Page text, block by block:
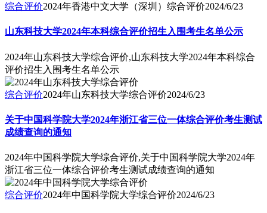
综合评价2024年香港中文大学（深圳）综合评价2024/6/23
山东科技大学2024年本科综合评价招生入围考生名单公示
2024年山东科技大学综合评价,山东科技大学2024年本科综合
评价招生入围考生名单公示
综合评价2024年山东科技大学综合评价2024/6/23
关于中国科学院大学2024年浙江省三位一体综合评价考生测试
成绩查询的通知
2024年中国科学院大学综合评价,关于中国科学院大学2024年
浙江省三位一体综合评价考生测试成绩查询的通知
综合评价2024年中国科学院大学综合评价2024/6/23